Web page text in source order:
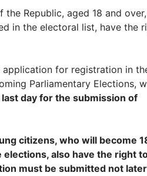
Republic, aged 18 and
in the electoral list, have the
for registration in
Parliamentary Elections,
day for the submission of
citizens, who will become
also have the right
must be submitted not